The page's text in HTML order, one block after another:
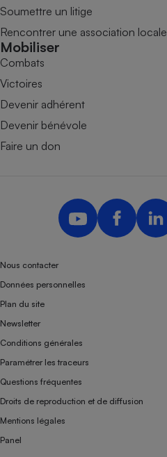
Soumettre un litige
Rencontrer une association locale
Mobiliser
Combats
Victoires
Devenir adhérent
Devenir bénévole
Faire un don
Nous contacter
Données personnelles
Plan du site
Newsletter
Conditions générales
Paramétrer les traceurs
Questions fréquentes
Droits de reproduction et de diffusion
Mentions légales
Panel